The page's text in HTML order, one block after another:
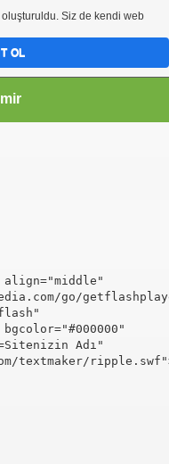
align="middle"
go/
Adı"
textmaker/
Siz de kendi web
OL